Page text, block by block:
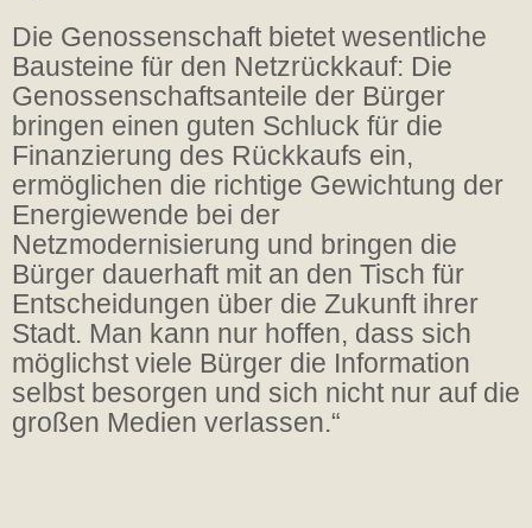
Die Genossenschaft bietet wesentliche
Bausteine für den Netzrückkauf: Die
Genossenschaftsanteile der Bürger
bringen einen guten Schluck für die
Finanzierung des Rückkaufs ein,
ermöglichen die richtige Gewichtung der
Energiewende bei der
Netzmodernisierung und bringen die
Bürger dauerhaft mit an den Tisch für
Entscheidungen über die Zukunft ihrer
Stadt. Man kann nur hoffen, dass sich
möglichst viele Bürger die Information
selbst besorgen und sich nicht nur auf die
großen Medien verlassen.“